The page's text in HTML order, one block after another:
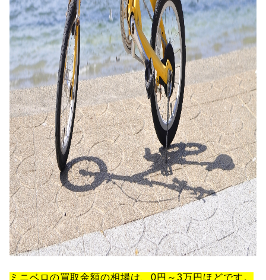
ミニベロの買取金額の相場は、0円～3万円ほどです。